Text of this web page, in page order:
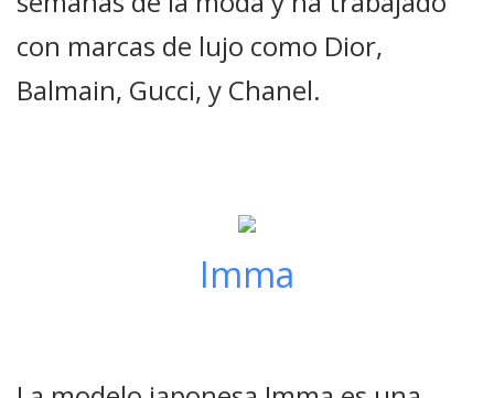
con marcas de lujo como Dior,
Balmain, Gucci, y Chanel.
Imma